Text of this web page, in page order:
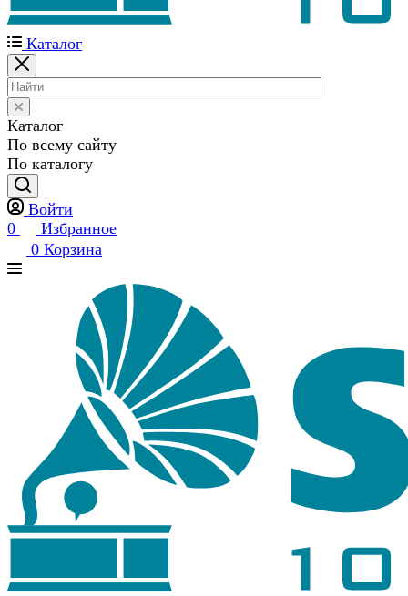
Каталог
Каталог
По всему сайту
По каталогу
Войти
0
Избранное
0 Корзина